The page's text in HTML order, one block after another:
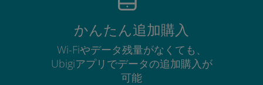
かんたん追加購入
Wi-Fiやデータ残量がなくても、
Ubigiアプリでデータの追加購入が
可能